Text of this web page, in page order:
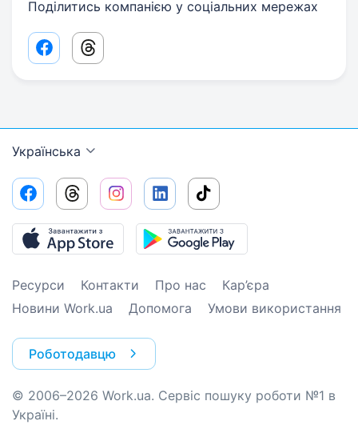
Поділитись компанією у соціальних мережах
Facebook share link
Threads share link
Українська
Ресурси Контакти Про нас
Кар’єра
Новини Work.ua
Допомога Умови використання
Роботодавцю
© 2006–2026 Work.ua. Сервіс пошуку роботи №1 в
Україні.